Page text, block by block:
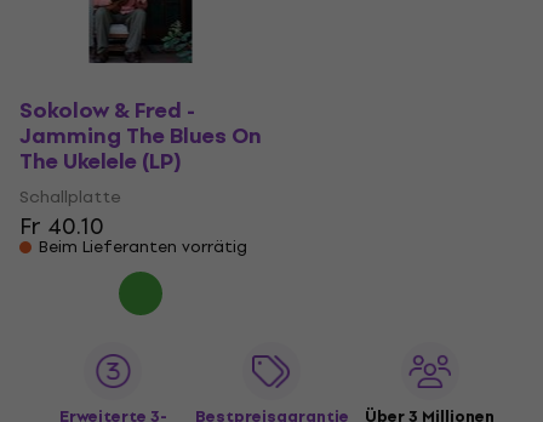
Sokolow & Fred -
Jamming The Blues On
The Ukelele (LP)
Schallplatte
Fr 40.10
Beim Lieferanten vorrätig
Erweiterte 3-
Bestpreisgarantie
Über 3 Millionen